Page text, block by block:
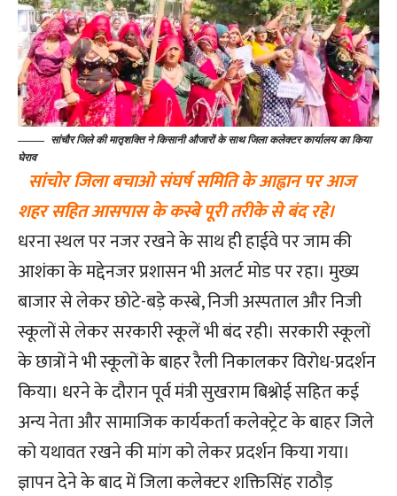
सांचौर जिले की मातृशक्ति ने किसानी औजारों के साथ जिला कलेक्टर कार्यालय का किया
घेराव
सांचोर जिला बचाओ संघर्ष समिति के आह्वान पर आज
शहर सहित आसपास के कस्बे पूरी तरीके से बंद रहे।
धरना स्थल पर नजर रखने के साथ ही हाईवे पर जाम की
आशंका के मद्देनजर प्रशासन भी अलर्ट मोड पर रहा। मुख्य
बाजार से लेकर छोटे-बड़े कस्बे, निजी अस्पताल और निजी
स्कूलों से लेकर सरकारी स्कूलें भी बंद रही। सरकारी स्कूलों
के छात्रों ने भी स्कूलों के बाहर रैली निकालकर विरोध-प्रदर्शन
किया। धरने के दौरान पूर्व मंत्री सुखराम बिश्नोई सहित कई
अन्य नेता और सामाजिक कार्यकर्ता कलेक्ट्रेट के बाहर जिले
को यथावत रखने की मांग को लेकर प्रदर्शन किया गया।
ज्ञापन देने के बाद में जिला कलेक्टर शक्तिसिंह राठौड़